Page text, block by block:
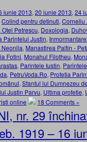
iunie 2013, 20 iunie 2013, 24
Colind pentru detinuti, Corneliu
Petrescu, Doxologia,
Parintelui Justin,
Neonila, Manastirea Paltin -
Fotini, Monahul Filotheu,
, Parintele Iustin,
, PetruVoda.Ro, Profetia
, Sfantul lui Dumnezeu
Justin Parvu, Ultima profetie,
online 18 Comments »
nr. 29
1919 – 16